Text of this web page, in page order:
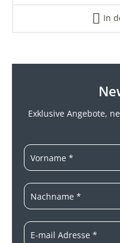
In
Exklusive Angebote,